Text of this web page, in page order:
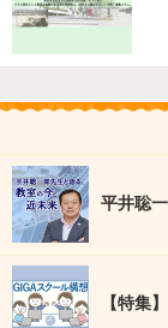
平井聡
【特集